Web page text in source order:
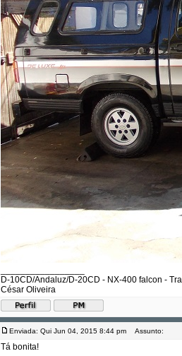
D-10CD/Andaluz/D-20CD - NX-400 falcon -
César Oliveira
Enviada: Qui Jun 04, 2015 8:44 pm Assunto:
Tá bonita!